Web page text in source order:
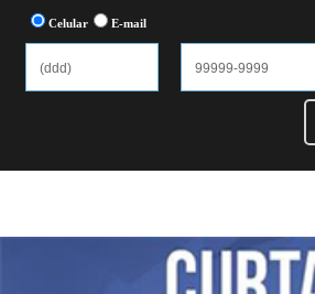
Celular E-mail